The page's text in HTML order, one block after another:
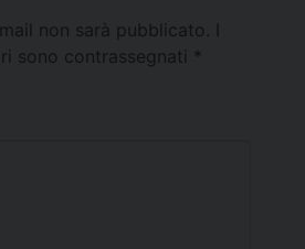
non sarà pubblicato.
sono contrassegnati *